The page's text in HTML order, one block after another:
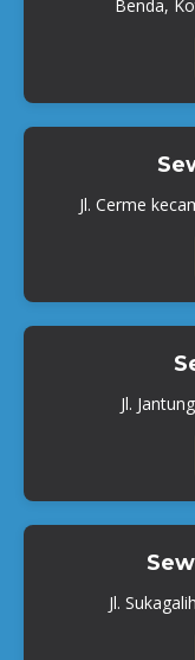
Benda,
Jl. Cerme
Jl.
Jl.